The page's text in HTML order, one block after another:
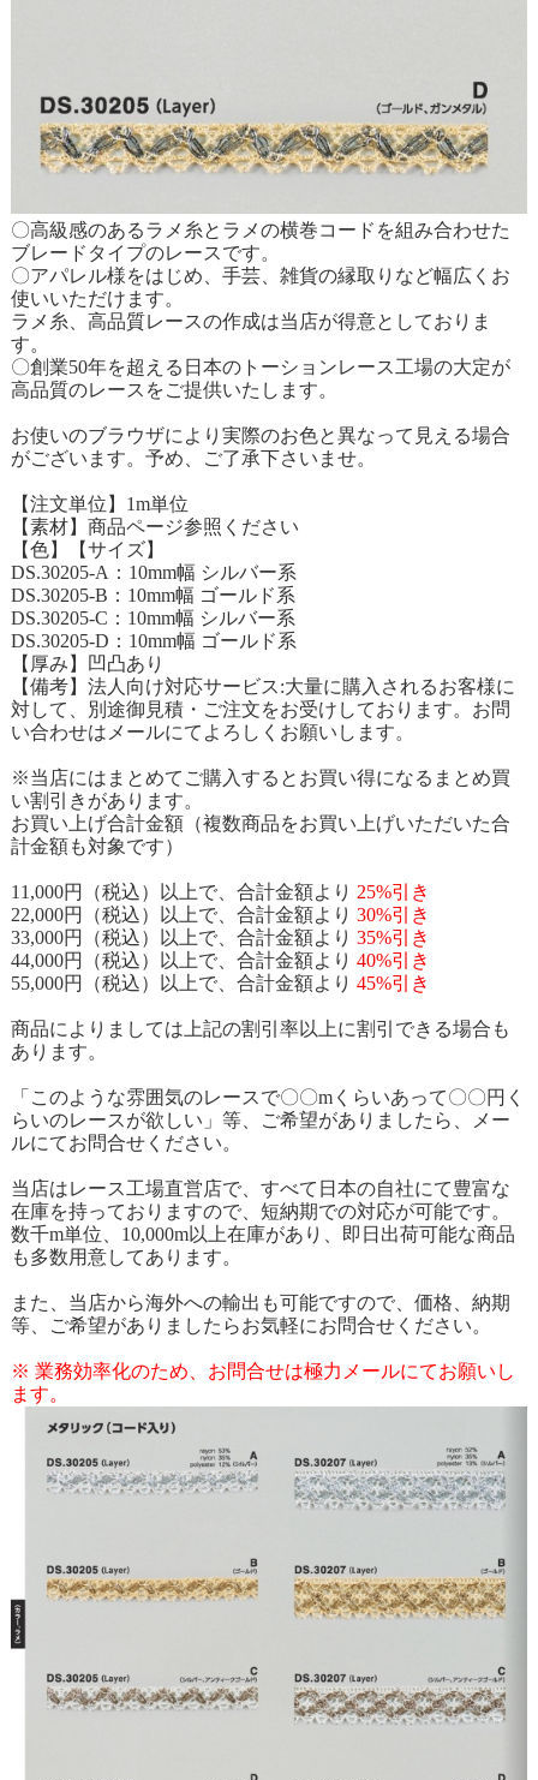
〇高級感のあるラメ糸とラメの横巻コードを組み合わせた
ブレードタイプのレースです。
〇アパレル様をはじめ、手芸、雑貨の縁取りなど幅広くお
使いいただけます。
ラメ糸、高品質レースの作成は当店が得意としておりま
す。
〇創業50年を超える日本のトーションレース工場の大定が
高品質のレースをご提供いたします。
お使いのブラウザにより実際のお色と異なって見える場合
がございます。予め、ご了承下さいませ。
【注文単位】1m単位
【素材】商品ページ参照ください
【色】【サイズ】
DS.30205-A：10mm幅 シルバー系
DS.30205-B：10mm幅 ゴールド系
DS.30205-C：10mm幅 シルバー系
DS.30205-D：10mm幅 ゴールド系
【厚み】凹凸あり
【備考】法人向け対応サービス:大量に購入されるお客様に
対して、別途御見積・ご注文をお受けしております。お問
い合わせはメールにてよろしくお願いします。
※当店にはまとめてご購入するとお買い得になるまとめ買
い割引きがあります。
お買い上げ合計金額（複数商品をお買い上げいただいた合
計金額も対象です）
11,000円（税込）以上で、合計金額より 25%引き
22,000円（税込）以上で、合計金額より 30%引き
33,000円（税込）以上で、合計金額より 35%引き
44,000円（税込）以上で、合計金額より 40%引き
55,000円（税込）以上で、合計金額より 45%引き
商品によりましては上記の割引率以上に割引できる場合も
あります。
「このような雰囲気のレースで〇〇mくらいあって〇〇円く
らいのレースが欲しい」等、ご希望がありましたら、メー
ルにてお問合せください。
当店はレース工場直営店で、すべて日本の自社にて豊富な
在庫を持っておりますので、短納期での対応が可能です。
数千m単位、10,000m以上在庫があり、即日出荷可能な商品
も多数用意してあります。
また、当店から海外への輸出も可能ですので、価格、納期
等、ご希望がありましたらお気軽にお問合せください。
※ 業務効率化のため、お問合せは極力メールにてお願いし
ます。